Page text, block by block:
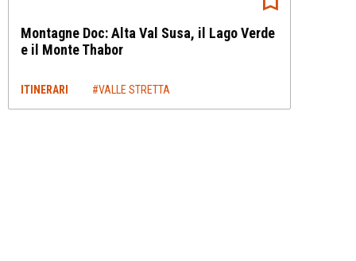
Montagne Doc: Alta Val Susa, il Lago Verde
e il Monte Thabor
ITINERARI #VALLE STRETTA